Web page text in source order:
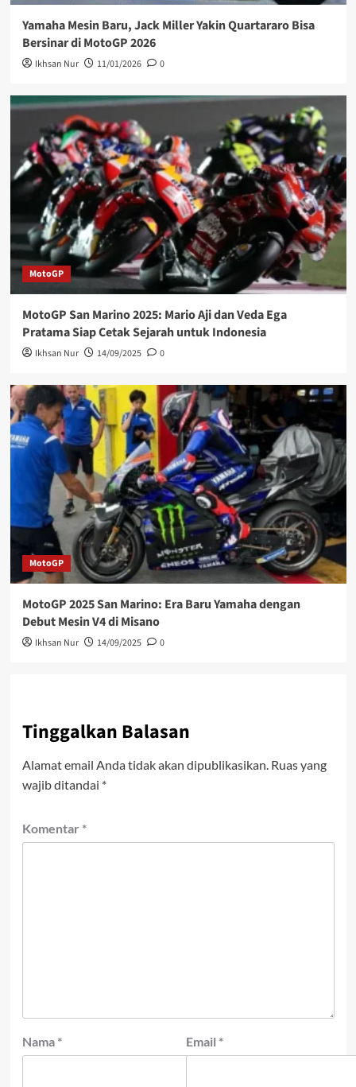
Yamaha Mesin Baru, Jack Miller Yakin Quartararo Bisa
Bersinar di MotoGP 2026
Ikhsan Nur 11/01/2026 0
MotoGP
MotoGP San Marino 2025: Mario Aji dan Veda Ega
Pratama Siap Cetak Sejarah untuk Indonesia
Ikhsan Nur 14/09/2025 0
MotoGP
MotoGP 2025 San Marino: Era Baru Yamaha dengan
Debut Mesin V4 di Misano
Ikhsan Nur 14/09/2025 0
Tinggalkan Balasan
Alamat email Anda tidak akan dipublikasikan. Ruas yang
wajib ditandai *
Komentar *
Nama * Email *